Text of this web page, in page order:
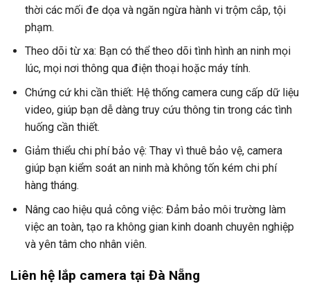
thời các mối đe dọa và ngăn ngừa hành vi trộm cắp, tội
phạm.
Theo dõi từ xa: Bạn có thể theo dõi tình hình an ninh mọi
lúc, mọi nơi thông qua điện thoại hoặc máy tính.
Chứng cứ khi cần thiết: Hệ thống camera cung cấp dữ liệu
video, giúp bạn dễ dàng truy cứu thông tin trong các tình
huống cần thiết.
Giảm thiểu chi phí bảo vệ: Thay vì thuê bảo vệ, camera
giúp bạn kiểm soát an ninh mà không tốn kém chi phí
hàng tháng.
Nâng cao hiệu quả công việc: Đảm bảo môi trường làm
việc an toàn, tạo ra không gian kinh doanh chuyên nghiệp
và yên tâm cho nhân viên.
Liên hệ lắp camera tại Đà Nẵng